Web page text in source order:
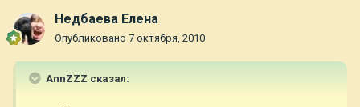
Недбаева Елена
Опубликовано 7 октября, 2010
AnnZZZ сказал: